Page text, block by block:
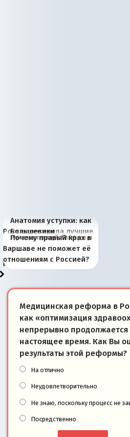
Анатомия уступки: как
Россия потеряла лучшие
рыбопромысловые
районы Баренцева
моря
Большевики
отличаются от «Яблока»
тем, что они -
победители
Киевская марионетка
Запада рассказала о
«переобувании» хозяев
В России назрели
перемены: 15 шагов к
суверенной экономике
Миграционный пожар
Европы
Россия начинает
сбрасывать балласт
Анкориджа
Россия зимой 1904
года: первые уступки во
внутренней политике
Русская нация вчера и
сегодня
Почему правый крах в
Варшаве не поможет её
отношениям с Россией?
Медицинская реформа в
как «оптимизация
непрерывно продолжается
настоящее время. Как Вы
результаты этой реформы?
На отлично
Неудовлетворительно
Не знаю, поскольку процесс не
Посредственно